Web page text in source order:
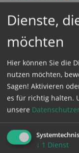
Produkt
GESCHÜTZTER
Bitte melden Sie
und Passwort an.
Benutzername
Dienste,
möchten
Hier können Sie die
nutzen möchten,
Sagen! Aktivieren
es für richtig halten.
unsere
↓ 1 Dienst